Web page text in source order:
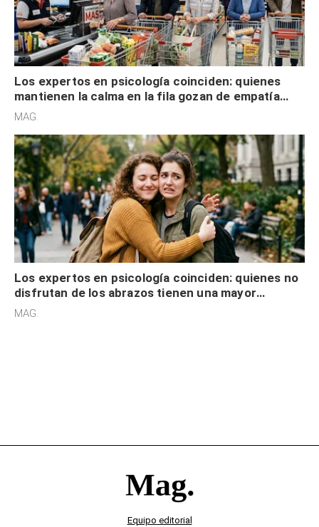
Los expertos en psicología coinciden: quienes
mantienen la calma en la fila gozan de empatía
cognitiva, gratitud y no solo tienen autocontrol
MAG.
Los expertos en psicología coinciden: quienes no
disfrutan de los abrazos tienen una mayor
sensibilidad a los estímulos físicos y no es por
MAG.
Equipo editorial